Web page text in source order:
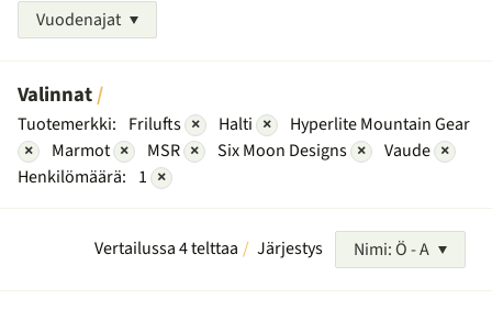
Vuodenajat
Valinnat
Tuotemerkki: Frilufts × Halti ×
Hyperlite Mountain Gear
×
Marmot × MSR × Six Moon Designs × Vaude ×
Henkilömäärä: 1 ×
Vertailussa 4 telttaa Järjestys Nimi: Ö - A